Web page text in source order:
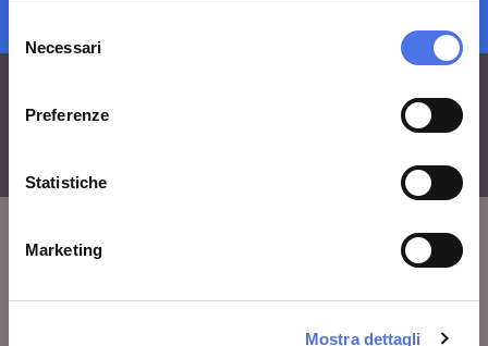
delNecessari
Preferenze
Statistiche
Marketing
Mostra dettagli